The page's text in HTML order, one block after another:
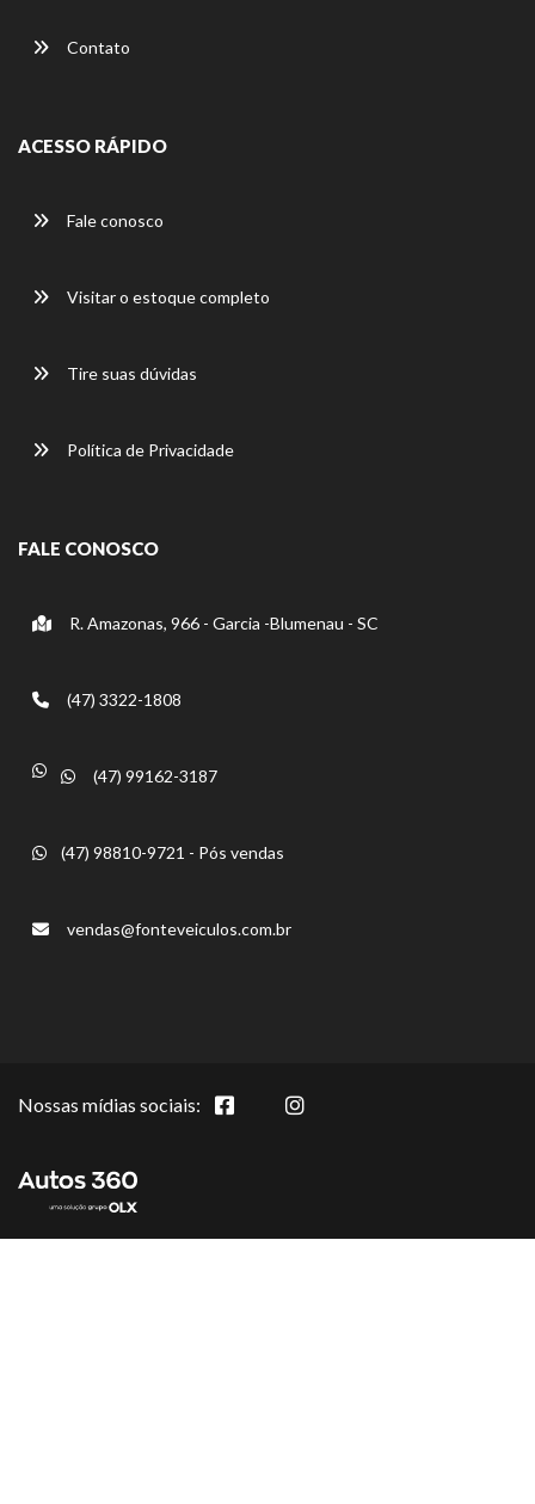
Contato
ACESSO RÁPIDO
Fale conosco
Visitar o estoque completo
Tire suas dúvidas
Política de Privacidade
FALE CONOSCO
R. Amazonas, 966 - Garcia -Blumenau - SC
(47) 3322-1808
(47) 99162-3187
(47) 98810-9721 - Pós vendas
vendas@fonteveiculos.com.br
Nossas mídias sociais: